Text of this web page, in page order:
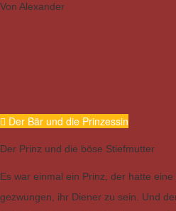
Von Alexander
Der Bär und die Prinzessin
Der Prinz und die böse Stiefmutter
Es war einmal ein Prinz, der hatte
gezwungen, ihr Diener zu sein. Und